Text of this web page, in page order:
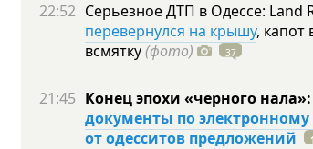
22:52 Серьезное ДТП в Одессе: Land
перевернулся на крышу,
всмятку(фото) 37
21:45 Конец эпохи «черного
документы по
от одесситов предложений